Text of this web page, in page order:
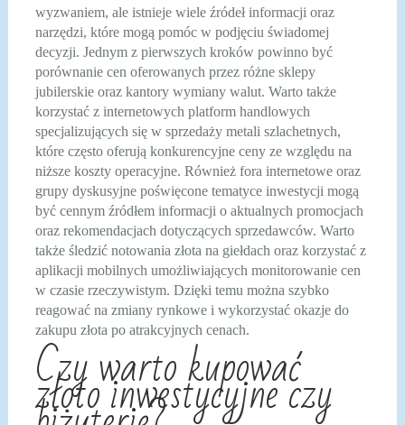
wyzwaniem, ale istnieje wiele źródeł informacji oraz
narzędzi, które mogą pomóc w podjęciu świadomej
decyzji. Jednym z pierwszych kroków powinno być
porównanie cen oferowanych przez różne sklepy
jubilerskie oraz kantory wymiany walut. Warto także
korzystać z internetowych platform handlowych
specjalizujących się w sprzedaży metali szlachetnych,
które często oferują konkurencyjne ceny ze względu na
niższe koszty operacyjne. Również fora internetowe oraz
grupy dyskusyjne poświęcone tematyce inwestycji mogą
być cennym źródłem informacji o aktualnych promocjach
oraz rekomendacjach dotyczących sprzedawców. Warto
także śledzić notowania złota na giełdach oraz korzystać z
aplikacji mobilnych umożliwiających monitorowanie cen
w czasie rzeczywistym. Dzięki temu można szybko
reagować na zmiany rynkowe i wykorzystać okazje do
zakupu złota po atrakcyjnych cenach.
Czy warto kupować
złoto inwestycyjne czy